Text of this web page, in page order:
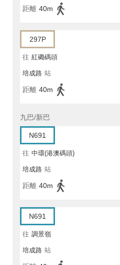
距離 40m
297P
往 紅磡碼頭
培成路 站
距離 40m
九巴/新巴
N691
往 中環(港澳碼頭)
培成路 站
距離 40m
N691
往 調景嶺
培成路 站